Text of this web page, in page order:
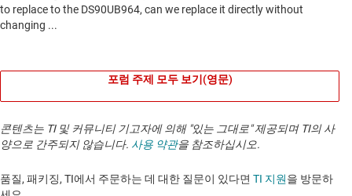
포럼 주제 모두 보기(영문)
콘텐츠는 TI 및 커뮤니티 기고자에 의해 "있는 그대로" 제공되며 TI의 사
양으로 간주되지 않습니다. 사용 약관을 참조하십시오.
품질, 패키징, TI에서 주문하는 데 대한 질문이 있다면 TI 지원을 방문하